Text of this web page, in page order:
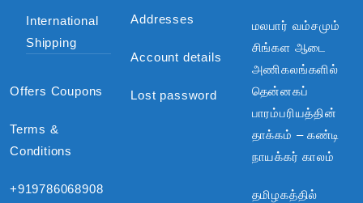
International
Shipping
Offers Coupons
Terms &
Conditions
+919786068908
Addresses
Account details
Lost password
மலபார் வம்சமும்
சிங்கள ஆடை
அணிகலங்களில்
தென்னகப்
பாரம்பரியத்தின்
தாக்கம் – கண்டி
நாயக்கர் காலம்
தமிழகத்தில்